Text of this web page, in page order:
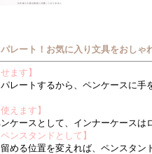
レート！お気に入り文具をおしゃ
ます】
レートするから、ペンケースに
えます】
ケースとして、インナーケースは
ンスタンドとして】
める位置を変えれば、ペンスタン